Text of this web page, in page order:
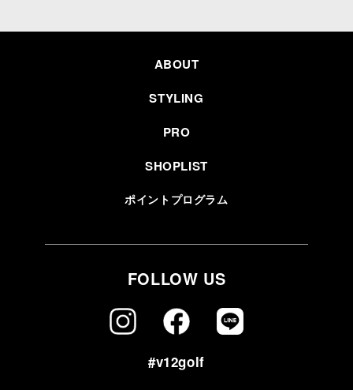
ABOUT
STYLING
PRO
SHOPLIST
ポイントプログラム
FOLLOW US
#v12golf